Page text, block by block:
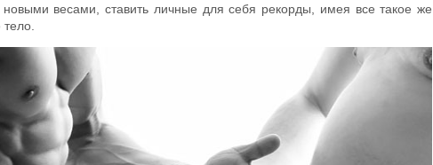
новыми весами, ставить личные для себя рекорды, имея все такое же